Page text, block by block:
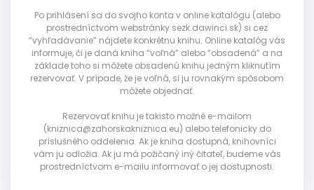
Po prihlásení sa do svojho konta v online katalógu (alebo
prostredníctvom webstránky sezk.dawinci.sk) si cez
“vyhľadávanie” nájdete konkrétnu knihu. Online katalóg vás
informuje, či je daná kniha “voľná” alebo “obsadená” a na
základe toho si môžete obsadenú knihu jedným kliknutím
rezervovať. V prípade, že je voľná, si ju rovnakým spôsobom
môžete objednať.
Rezervovať knihu je takisto možné e-mailom
(kniznica@zahorskakniznica.eu) alebo telefonicky do
príslušného oddelenia. Ak je kniha dostupná, knihovníci
vám ju odložia. Ak ju má požičaný iný čitateľ, budeme vás
prostredníctvom e-mailu informovať o jej dostupnosti.